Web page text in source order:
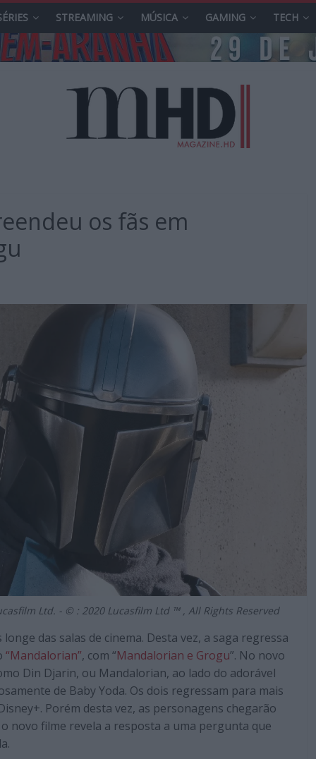
STREAMING MÚSICA GAMING TECH
os fãs em
Ltd. - © : 2020 Lucasfilm Ltd ™ , All Rights Reserved
das salas de cinema. Desta vez, a saga regressa
“Mandalorian”, com “Mandalorian e Grogu”. No novo
Din Djarin, ou Mandalorian, ao lado do adorável
de Baby Yoda. Os dois regressam para mais
Porém desta vez, as personagens chegarão
novo filme revela a resposta a uma pergunta que